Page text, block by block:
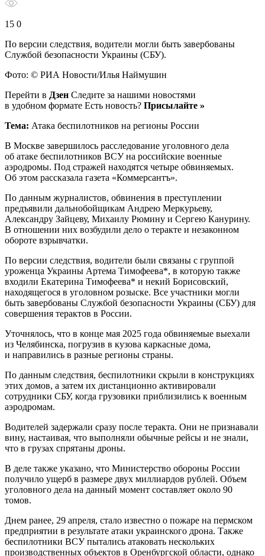
15 0
По версии следствия, водители могли быть завербованы
Службой безопасности Украины (СБУ).
Фото: © РИА Новости/Илья Наймушин
Перейти в Дзен Следите за нашими новостями
в удобном формате Есть новость? Присылайте »
Тема: Атака беспилотников на регионы России
В Москве завершилось расследование уголовного дела
об атаке беспилотников ВСУ на российские военные
аэродромы. Под стражей находятся четыре обвиняемых.
Об этом рассказала газета «Коммерсантъ».
По данным журналистов, обвинения в преступлении
предъявили дальнобойщикам Андрею Меркурьеву,
Александру Зайцеву, Михаилу Рюмину и Сергею Канурину.
В отношении них возбудили дело о теракте и незаконном
обороте взрывчатки.
По версии следствия, водители были связаны с группой
уроженца Украины Артема Тимофеева*, в которую также
входили Екатерина Тимофеева* и некий Борисовский,
находящегося в уголовном розыске. Все участники могли
быть завербованы Службой безопасности Украины (СБУ) для
совершения терактов в России.
Уточнялось, что в конце мая 2025 года обвиняемые выехали
из Челябинска, погрузив в кузова каркасные дома,
и направились в разные регионы страны.
По данным следствия, беспилотники скрыли в конструкциях
этих домов, а затем их дистанционно активировали
сотрудники СБУ, когда грузовики приблизились к военным
аэродромам.
Водителей задержали сразу после теракта. Они не признавали
вину, настаивая, что выполняли обычные рейсы и не знали,
что в грузах спрятаны дроны.
В деле также указано, что Министерство обороны России
получило ущерб в размере двух миллиардов рублей. Объем
уголовного дела на данный момент составляет около 90
томов.
Днем ранее, 29 апреля, стало известно о пожаре на пермском
предприятии в результате атаки украинского дрона. Также
беспилотники ВСУ пытались атаковать нескольких
производственных объектов в Оренбургской области, однако